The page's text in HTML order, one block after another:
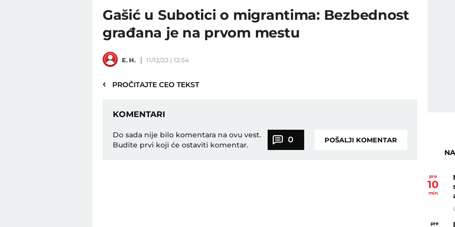
Gašić u Subotici o migrantima: Bezbednost
građana je na prvom mestu
E. H. 11/12/23 | 12:54
‹ PROČITAJTE CEO TEKST
KOMENTARI
Do sada nije bilo komentara na ovu vest.
Budite prvi koji će ostaviti komentar.
0 POŠALJI KOMENTAR
pre
10
min
pre